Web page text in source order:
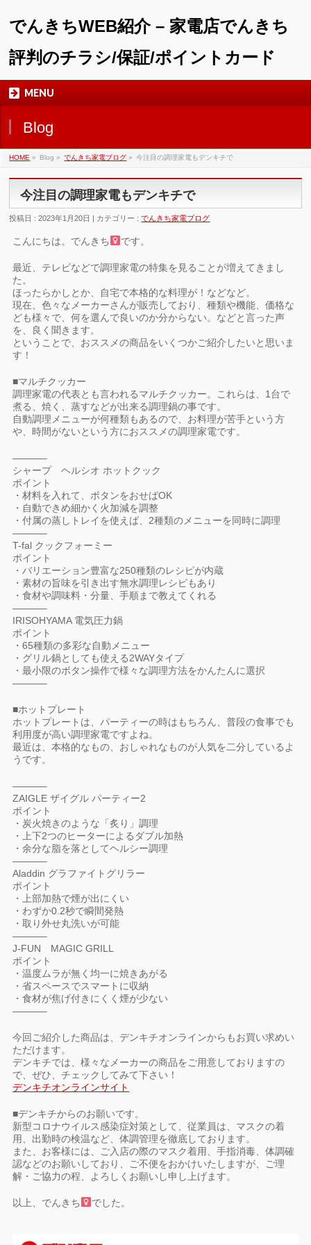
でんきちWEB紹介 – 家電店でんきち
評判のチラシ/保証/ポイントカード
MENU
Blog
HOME » Blog » でんきち家電ブログ » 今注目の調理家電もデンキチで
今注目の調理家電もデンキチで
投稿日 : 2023年1月20日 | カテゴリー :でんきち家電ブログ
こんにちは。でんきち です。
最近、テレビなどで調理家電の特集を見ることが増えてきまし
た。
ほったらかしとか、自宅で本格的な料理が！などなど。
現在、色々なメーカーさんが販売しており、種類や機能、価格な
ども様々で、何を選んで良いのか分からない。などと言った声
を、良く聞きます。
ということで、おススメの商品をいくつかご紹介したいと思いま
す！
■マルチクッカー
調理家電の代表とも言われるマルチクッカー。これらは、1台で
煮る、焼く、蒸すなどが出来る調理鍋の事です。
自動調理メニューが何種類もあるので、お料理が苦手という方
や、時間がないという方におススメの調理家電です。
———–
シャープ ヘルシオ ホットクック
ポイント
・材料を入れて、ボタンをおせばOK
・自動できめ細かく火加減を調整
・付属の蒸しトレイを使えば、2種類のメニューを同時に調理
———–
T-fal クックフォーミー
ポイント
・バリエーション豊富な250種類のレシピが内蔵
・素材の旨味を引き出す無水調理レシピもあり
・食材や調味料・分量、手順まで教えてくれる
———–
IRISOHYAMA 電気圧力鍋
ポイント
・65種類の多彩な自動メニュー
・グリル鍋としても使える2WAYタイプ
・最小限のボタン操作で様々な調理方法をかんたんに選択
———–
■ホットプレート
ホットプレートは、パーティーの時はもちろん、普段の食事でも
利用度が高い調理家電ですよね。
最近は、本格的なもの、おしゃれなものが人気を二分しているよ
うです。
———–
ZAIGLE ザイグル パーティー2
ポイント
・炭火焼きのような「炙り」調理
・上下2つのヒーターによるダブル加熱
・余分な脂を落としてヘルシー調理
———–
Aladdin グラファイトグリラー
ポイント
・上部加熱で煙が出にくい
・わずか0.2秒で瞬間発熱
・取り外せ丸洗いが可能
———–
J-FUN MAGIC GRILL
ポイント
・温度ムラが無く均一に焼きあがる
・省スペースでスマートに収納
・食材が焦げ付きにくく煙が少ない
———–
今回ご紹介した商品は、デンキチオンラインからもお買い求めい
ただけます。
デンキチでは、様々なメーカーの商品をご用意しておりますの
で、ぜひ、チェックしてみて下さい！
デンキチオンラインサイト
■デンキチからのお願いです。
新型コロナウイルス感染症対策として、従業員は、マスクの着
用、出勤時の検温など、体調管理を徹底しております。
また、お客様には、ご入店の際のマスク着用、手指消毒、体調確
認などのお願いしており、ご不便をおかけいたしますが、ご理
解・ご協力の程、よろしくお願いし申し上げます。
以上、でんきち でした。